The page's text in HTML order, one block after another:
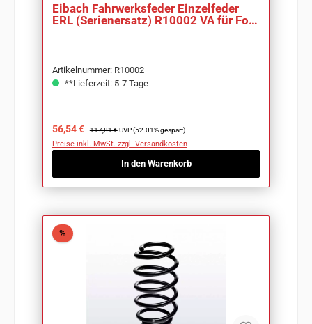
Eibach Fahrwerksfeder Einzelfeder
ERL (Serienersatz) R10002 VA für Ford
Fiesta V
Artikelnummer: R10002
**Lieferzeit: 5-7 Tage
Verkaufspreis:
56,54 € Regulärer Preis:
117,81 € UVP (52.01% gespart)
Preise inkl. MwSt. zzgl. Versandkosten
In den Warenkorb
%Rabatt